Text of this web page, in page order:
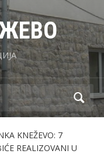
KNEŽEVO: 7
REALIZOVANI U